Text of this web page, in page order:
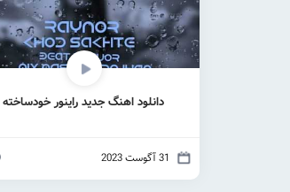
دانلود اهنگ جدید راینور خودساخته
31 آگوست 2023